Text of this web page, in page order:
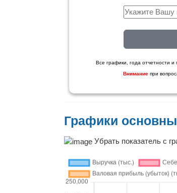
Все графики, года отчетности
Внимание при
Графики
Убрать показатель с